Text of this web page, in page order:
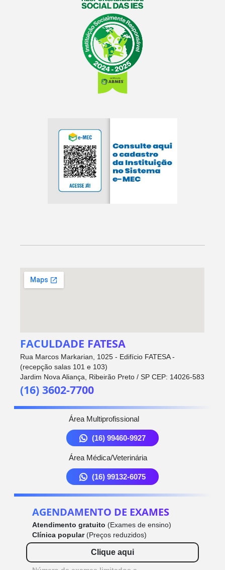
FACULDADE FATESA
Rua Marcos Markarian, 1025 - Edifício FATESA -
(recepção salas 101 e 103)
Jardim Nova Aliança, Ribeirão Preto / SP CEP: 14026-583
(16) 3602-7700
Área Multiprofissional
(16) 99460-9927
Área Médica/Veterinária
(16) 99132-6075
AGENDAMENTO DE EXAMES
Atendimento gratuito (Exames de ensino)
Clínica popular(Preços reduzidos)
Clique aqui